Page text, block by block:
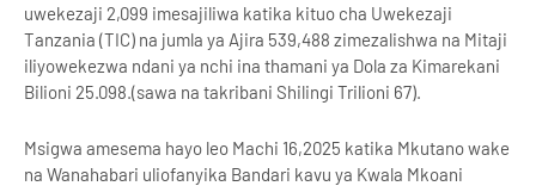
uwekezaji 2,099 imesajiliwa katika kituo cha Uwekezaji
Tanzania (TIC) na jumla ya Ajira 539,488 zimezalishwa na Mitaji
iliyowekezwa ndani ya nchi ina thamani ya Dola za Kimarekani
Bilioni 25.098.(sawa na takribani Shilingi Trilioni 67).
Msigwa amesema hayo leo Machi 16,2025 katika Mkutano wake
na Wanahabari uliofanyika Bandari kavu ya Kwala Mkoani